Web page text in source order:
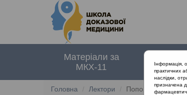
Матеріали за
МКХ-11
Головна Лектори Попович Василь
Інформація,
практичних
наслідки,
призначена